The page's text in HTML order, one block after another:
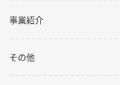
グローバルネットワーク
経営情報
サステナビリティ
トップメッセージ
事業紹介
事業紹介
採用情報
その他